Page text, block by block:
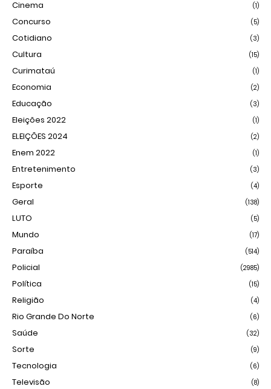
Cinema (1)
Concurso (5)
Cotidiano (3)
Cultura (15)
Curimataú (1)
Economia (2)
Educação (3)
Eleições 2022 (1)
ELEIÇÕES 2024 (2)
Enem 2022 (1)
Entretenimento (3)
Esporte (4)
Geral (138)
LUTO (5)
Mundo (17)
Paraíba (514)
Policial (2985)
Política (15)
Religião (4)
Rio Grande Do Norte (6)
Saúde (32)
Sorte (9)
Tecnologia (6)
Televisão (8)